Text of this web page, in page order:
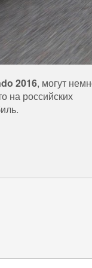
2016, могут
на российских